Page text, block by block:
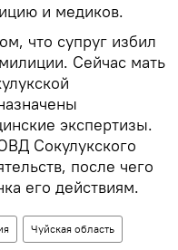
и медиков.
что супруг избил
Сейчас мать
экспертизы.
Сокулукского
после чего
его действиям.
Чуйская область